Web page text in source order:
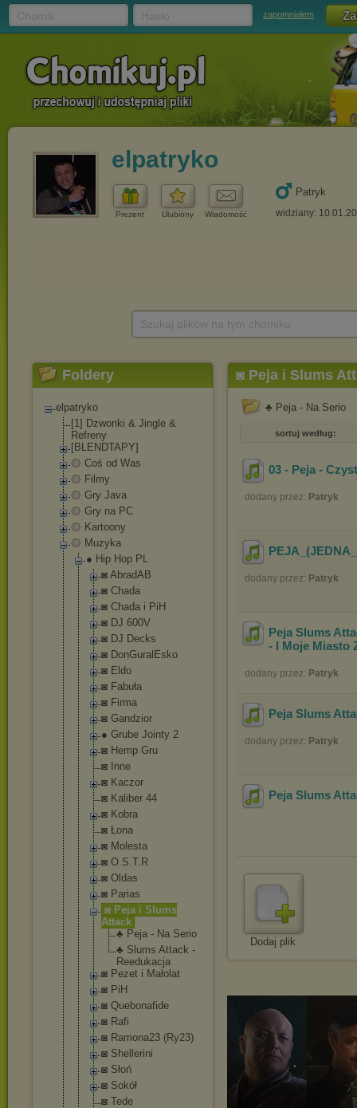
zapomniałem
elpatryko
Prezent Ulubiony Wiadomość
Patryk
widziany:
Foldery
elpatryko
[1] Dzwonki & Jingle &
Refreny
[BLENDTAPY]
۞ Coś od Was
۞ Filmy
۞ Gry Java
۞ Gry na PC
۞ Kartoony
۞ Muzyka
● Hip Hop PL
◙ AbradAB
◙ Chada
◙ Chada i PiH
◙ DJ 600V
◙ DJ Decks
◙ DonGuralEsko
◙ Eldo
◙ Fabuła
◙ Firma
◙ Gandzior
● Grube Jointy 2
◙ Hemp Gru
◙ Inne
◙ Kaczor
◙ Kaliber 44
◙ Kobra
◙ Łona
◙ Molesta
◙ O.S.T.R
◙ Oldas
◙ Parias
◙ Peja i Slums
Attack
♣ Peja - Na Serio
♣ Slums Attack -
Reedukacja
◙ Pezet i Małolat
◙ PiH
◙ Quebonafide
◙ Rafi
◙ Ramona23 (Ry23)
◙ Shellerini
◙ Słoń
◙ Sokół
◙ Tede
◙ Peja i Slums
♣ Peja - Na Serio
sortuj według:
03 - Peja -
dodany przez: Patryk
dodany przez: Patryk
Peja Slums
- I Moje Miasto
dodany przez: Patryk
Peja Slums
dodany przez: Patryk
Peja Slums
Dodaj plik